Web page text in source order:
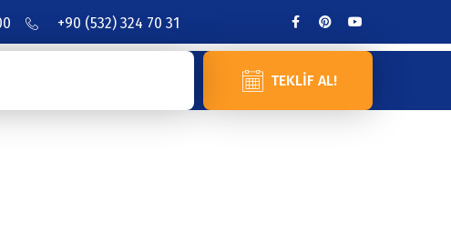
+90 (532) 324 70 31
TEKLIF AL!